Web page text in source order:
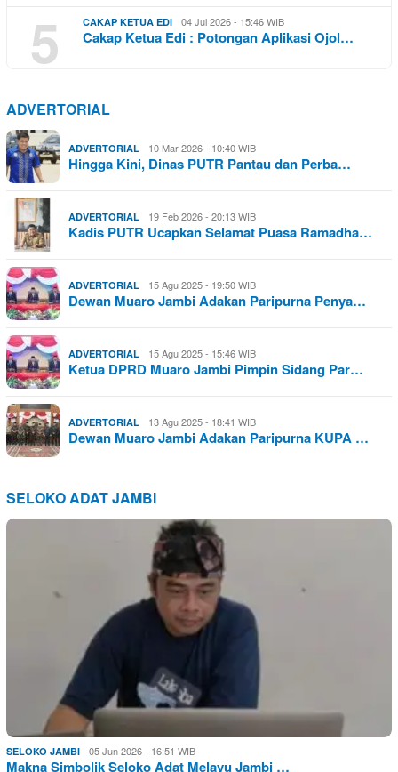
5 CAKAP KETUA EDI 04 Jul 2026 - 15:46 WIB
Cakap Ketua Edi : Potongan Aplikasi Ojol…
ADVERTORIAL
ADVERTORIAL 10 Mar 2026 - 10:40 WIB
Hingga Kini, Dinas PUTR Pantau dan Perba…
ADVERTORIAL 19 Feb 2026 - 20:13 WIB
Kadis PUTR Ucapkan Selamat Puasa Ramadha…
ADVERTORIAL 15 Agu 2025 - 19:50 WIB
Dewan Muaro Jambi Adakan Paripurna Penya…
ADVERTORIAL 15 Agu 2025 - 15:46 WIB
Ketua DPRD Muaro Jambi Pimpin Sidang Par…
ADVERTORIAL 13 Agu 2025 - 18:41 WIB
Dewan Muaro Jambi Adakan Paripurna KUPA …
SELOKO ADAT JAMBI
SELOKO JAMBI 05 Jun 2026 - 16:51 WIB
Makna Simbolik Seloko Adat Melayu Jambi …